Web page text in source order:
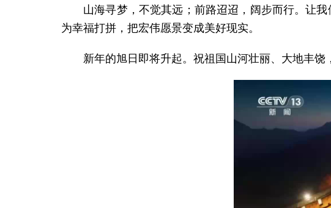
山海寻梦，不觉其远；前路迢迢，阔步而行。让
为幸福打拼，把宏伟愿景变成美好现实。
新年的旭日即将升起。祝祖国山河壮丽、大地丰